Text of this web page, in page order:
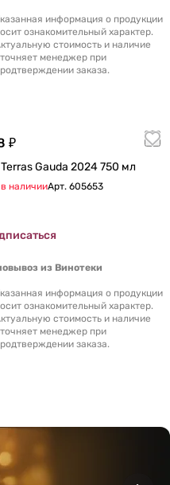
информация о продукции
ознакомительный характер.
стоимость и наличие
менеджер при
заказа.
₽
Вино Terras Gauda 2024 750 мл
наличииАрт. 605653
из Винотеки
информация о продукции
ознакомительный характер.
стоимость и наличие
менеджер при
заказа.